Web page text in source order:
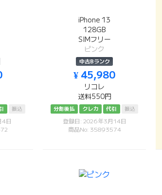
振込
4日
iPhone 13
128GB
SIMフリー
ピンク
中古Bランク
¥ 45,980
リコレ
送料550円
分割後払 クレカ 代引 振込
登録日: 2026年3月14日
商品No: 35893574